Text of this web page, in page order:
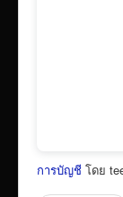
การบัญชี โดย